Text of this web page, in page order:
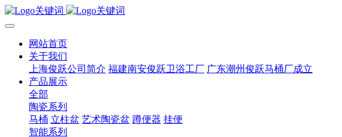
网站首页
关于我们
上海俊跃公司简介 福建南安俊跃卫浴工厂 广东潮州俊跃马桶厂成立
产品展示
全部
陶瓷系列
马桶 立柱盆 艺术陶瓷盆 蹲便器 挂便
智能系列